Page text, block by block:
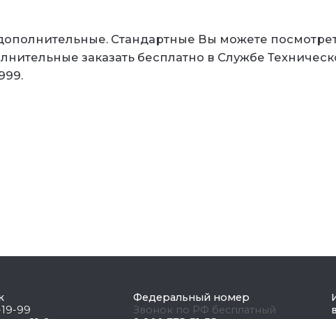
Стандартные Вы можете
заказать бесплатно в Службе
19-99
Федеральный номер
Звонок по РФ бесплатный